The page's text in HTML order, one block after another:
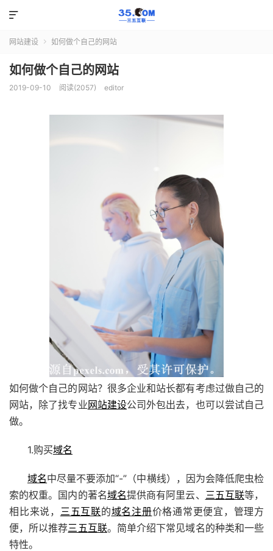

网站建设  如何做个自己的网站
如何做个自己的网站
2019-09-10 阅读(2057) editor
如何做个自己的网站？很多企业和站长都有考虑过做自己的
网站，除了找专业网站建设公司外包出去，也可以尝试自己
做。
1.购买域名
域名中尽量不要添加“-”（中横线），因为会降低爬虫检
索的权重。国内的著名域名提供商有阿里云、 三五互联等，
相比来说， 三五互联的域名注册价格通常更便宜，管理方
便，所以推荐三五互联。简单介绍下常见域名的种类和一些
特性。